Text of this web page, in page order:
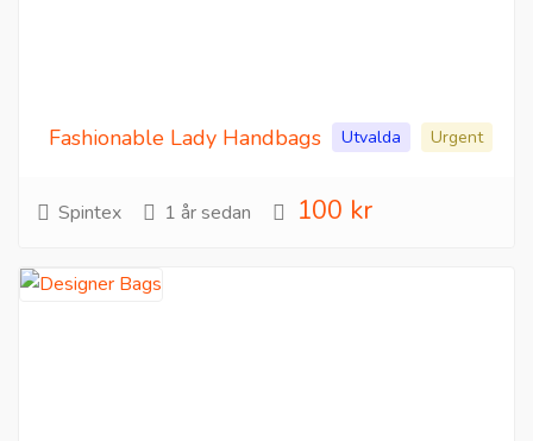
Fashionable Lady Handbags Utvalda Urgent
Spintex 1 år sedan 100 kr